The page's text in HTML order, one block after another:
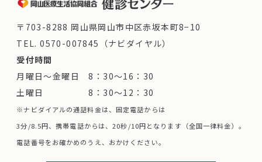
〒703-8288 岡山県岡山市中区赤坂本町8−10
TEL.0570-007845（ナビダイヤル）
受付時間
月曜日～金曜日 8：30～16：30
土曜日 8：30～12：30
※ナビダイアルの通話料金は、固定電話からは
3分/8.5円、携帯電話からは、20秒/10円となります（全国一律料金）。
電話番号をお確かめのうえ、おかけください。